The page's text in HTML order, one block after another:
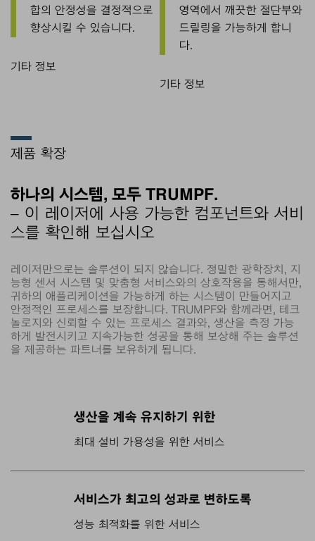
합의 안정성을 결정적으로
향상시킬 수 있습니다.
영역에서 깨끗한 절단부와
드릴링을 가능하게 합니
다.
제품 확장
하나의 시스템, 모두 TRUMPF.
– 이 레이저에 사용 가능한 컴포넌트와 서비
스를 확인해 보십시오
레이저만으로는 솔루션이 되지 않습니다. 정밀한 광학장치, 지
능형 센서 시스템 및 맞춤형 서비스와의 상호작용을 통해서만,
귀하의 애플리케이션을 가능하게 하는 시스템이 만들어지고
안정적인 프로세스를 보장합니다. TRUMPF와 함께라면, 테크
놀로지와 신뢰할 수 있는 프로세스 결과와, 생산을 측정 가능
하게 발전시키고 지속가능한 성공을 통해 보상해 주는 솔루션
을 제공하는 파트너를 보유하게 됩니다.
생산을 계속 유지하기 위한
최대 설비 가용성을 위한 서비스
서비스가 최고의 성과로 변하도록
성능 최적화를 위한 서비스